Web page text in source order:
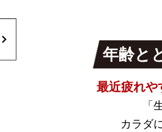
Next
年齢と
最近疲れや
「
カラダ